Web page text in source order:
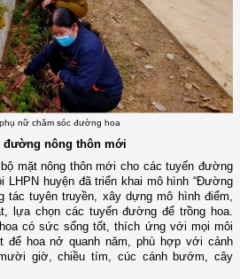
nữ chăm sóc đường hoa
đường nông thôn mới
mặt nông thôn mới cho các tuyến đường
LHPN huyện đã triển khai mô hình “Đường
tác tuyên truyền, xây dựng mô hình điểm,
lựa chọn các tuyến đường để trồng hoa.
có sức sống tốt, thích ứng với mọi môi
hoa nở quanh năm, phù hợp với cảnh
giờ, chiều tím, cúc cánh bướm, cây